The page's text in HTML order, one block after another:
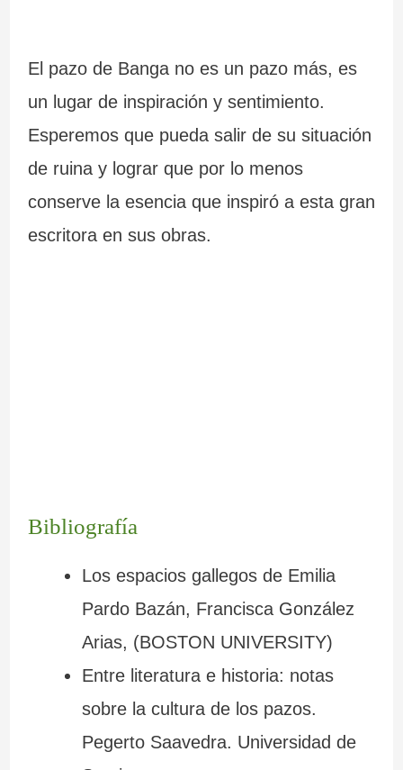
El pazo de Banga no es un pazo más, es
un lugar de inspiración y sentimiento.
Esperemos que pueda salir de su situación
de ruina y lograr que por lo menos
conserve la esencia que inspiró a esta gran
escritora en sus obras.
Bibliografía
Los espacios gallegos de Emilia
Pardo Bazán, Francisca González
Arias, (BOSTON UNIVERSITY)
Entre literatura e historia: notas
sobre la cultura de los pazos.
Pegerto Saavedra. Universidad de